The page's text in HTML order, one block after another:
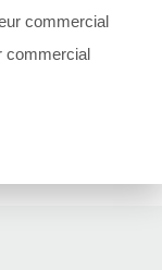
commercial
commercial